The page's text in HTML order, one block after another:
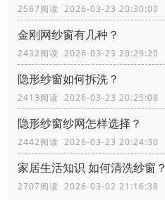
2567阅读 2026-03-23 20:30:00
金刚网纱窗有几种？
2432阅读 2026-03-23 20:29:20
隐形纱窗如何拆洗？
2413阅读 2026-03-23 20:25:08
隐形纱窗纱网怎样选择？
2442阅读 2026-03-23 20:24:30
家居生活知识 如何清洗纱窗？
2707阅读 2026-03-02 21:16:38